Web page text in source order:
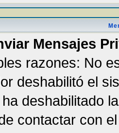
Mensajes
razones: No
deshabilitó el
deshabilitado
contactar con